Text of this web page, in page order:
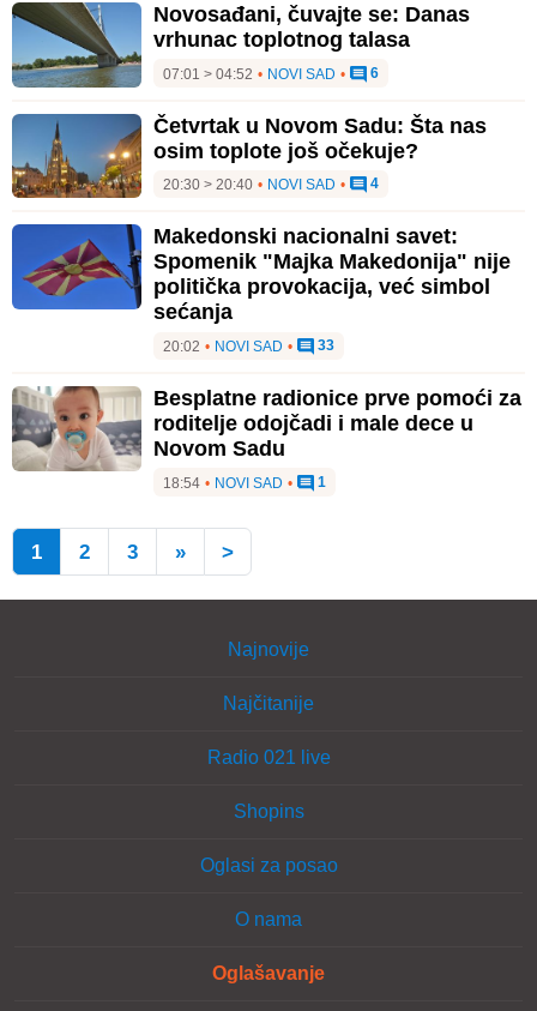
Novosađani, čuvajte se: Danas
vrhunac toplotnog talasa
07:01 > 04:52 • NOVI SAD • 6
Četvrtak u Novom Sadu: Šta nas
osim toplote još očekuje?
20:30 > 20:40 • NOVI SAD • 4
Makedonski nacionalni savet:
Spomenik "Majka Makedonija" nije
politička provokacija, već simbol
sećanja
20:02 • NOVI SAD • 33
Besplatne radionice prve pomoći za
roditelje odojčadi i male dece u
Novom Sadu
18:54 • NOVI SAD • 1
1 2 3 » >
Najnovije
Najčitanije
Radio 021 live
Shopins
Oglasi za posao
O nama
Oglašavanje